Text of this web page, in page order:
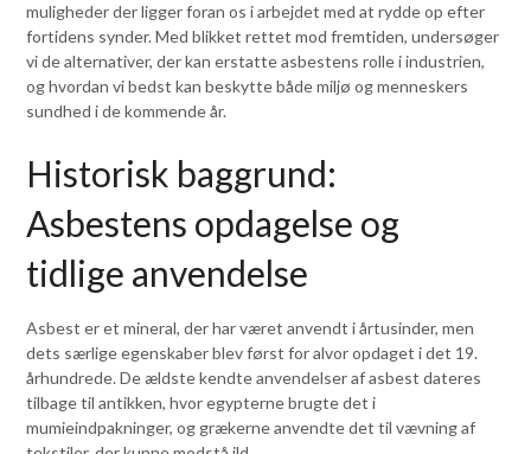
muligheder der ligger foran os i arbejdet med at rydde op efter
fortidens synder. Med blikket rettet mod fremtiden, undersøger
vi de alternativer, der kan erstatte asbestens rolle i industrien,
og hvordan vi bedst kan beskytte både miljø og menneskers
sundhed i de kommende år.
Historisk baggrund:
Asbestens opdagelse og
tidlige anvendelse
Asbest er et mineral, der har været anvendt i årtusinder, men
dets særlige egenskaber blev først for alvor opdaget i det 19.
århundrede. De ældste kendte anvendelser af asbest dateres
tilbage til antikken, hvor egypterne brugte det i
mumieindpakninger, og grækerne anvendte det til vævning af